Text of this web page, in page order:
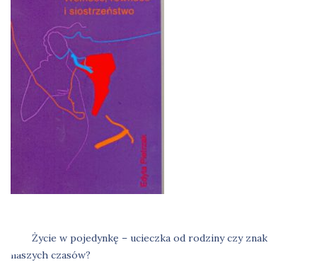
Nawigacja
Życie w pojedynkę – ucieczka od rodziny czy znak
naszych czasów?